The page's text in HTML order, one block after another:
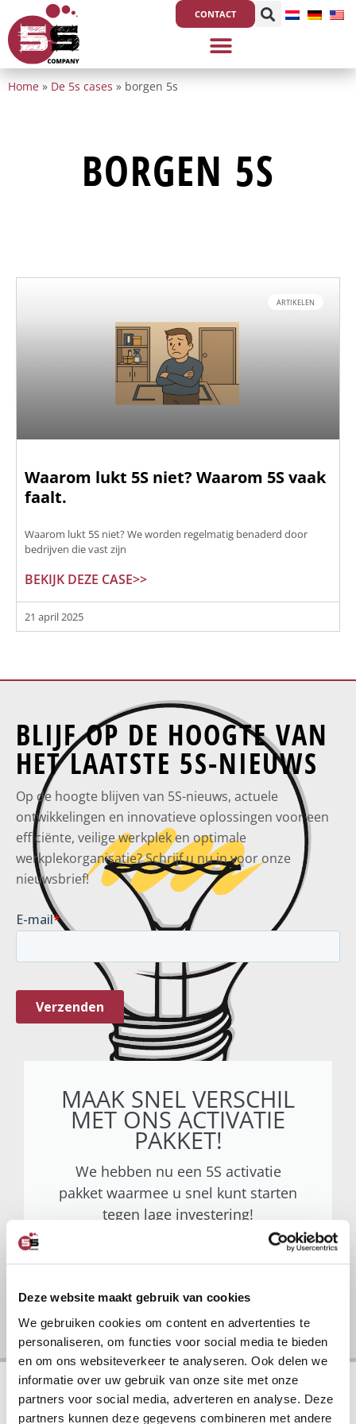
Deze website maakt gebruik van cookies
We gebruiken cookies om content en advertenties te
personaliseren, om functies voor social media te bieden
en om ons websiteverkeer te analyseren. Ook delen we
informatie over uw gebruik van onze site met onze
partners voor social media, adverteren en analyse. Deze
partners kunnen deze gegevens combineren met andere
naar
de
inhoud
CONTACT
Home » De 5s cases » borgen 5s
BORGEN 5S
ARTIKELEN
Waarom lukt 5S niet? Waarom 5S vaak
faalt.
Waarom lukt 5S niet? We worden regelmatig benaderd door
bedrijven die vast zijn
BEKIJK DEZE CASE>>
21 april 2025
BLIJF OP DE HOOGTE VAN
HET LAATSTE 5S-NIEUWS
Op de hoogte blijven van 5S-nieuws, actuele
ontwikkelingen en innovatieve oplossingen voor een
efficiënte, veilige werkplek en optimale
werkplekorganisatie? Schrijf u nu in voor onze
nieuwsbrief!
MAAK SNEL VERSCHIL
MET ONS ACTIVATIE
PAKKET!
We hebben nu een 5S activatie
pakket waarmee u snel kunt starten
tegen lage investering!